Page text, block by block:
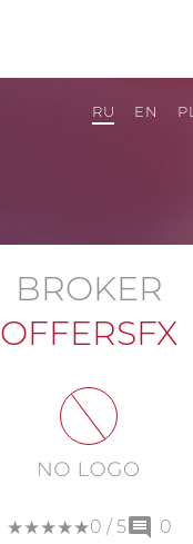
RU EN PL
BROKER
OFFERSFX
★★
★★
★★
★★
★★
0 / 5 0